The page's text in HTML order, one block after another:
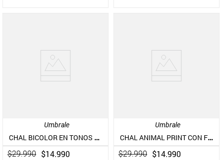
Umbrale
CHAL BICOLOR EN TONOS BLANCO Y GRISES
$29.990 $14.990
Umbrale
CHAL ANIMAL PRINT CON FLECOS
$29.990 $14.990